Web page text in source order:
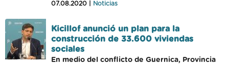
07.08.2020 | Noticias
Kicillof anunció un plan para la
construcción de 33.600 viviendas
sociales
En medio del conflicto de Guernica, Provincia